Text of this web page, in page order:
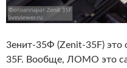
3енит-35Ф (Zenit-35F) это
35F. Вообще, ЛОМО это